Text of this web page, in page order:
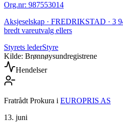
Org.nr: 987553014
Aksjeselskap · FREDRIKSTAD · 3
bredt vareutvalg ellers
Styrets lederStyre
Kilde: Brønnøysundregistrene
Hendelser
Fratrådt Prokura i EUROPRIS AS
13. juni